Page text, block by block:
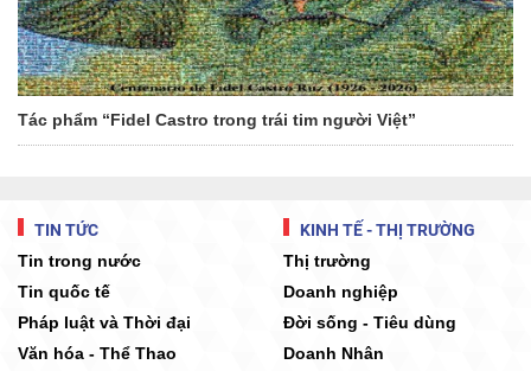
Tác phẩm “Fidel Castro trong trái tim người Việt”
TIN TỨC
Tin trong nước
Tin quốc tế
Pháp luật và Thời đại
Văn hóa - Thể Thao
KINH TẾ - THỊ TRƯỜNG
Thị trường
Doanh nghiệp
Đời sống - Tiêu dùng
Doanh Nhân